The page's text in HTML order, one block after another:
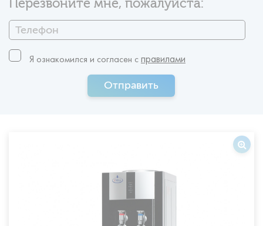
Перезвоните мне, пожалуйста:
Отправить
Я ознакомился и согласен c